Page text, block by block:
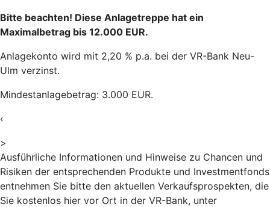
Bitte beachten! Diese Anlagetreppe hat ein
Maximalbetrag bis 12.000 EUR.
Anlagekonto wird mit 2,20 % p.a. bei der VR-Bank Neu-
Ulm verzinst.
Mindestanlagebetrag: 3.000 EUR.
‹
>
Ausführliche Informationen und Hinweise zu Chancen und
Risiken der entsprechenden Produkte und Investmentfonds
entnehmen Sie bitte den aktuellen Verkaufsprospekten, die
Sie kostenlos hier vor Ort in der VR-Bank, unter